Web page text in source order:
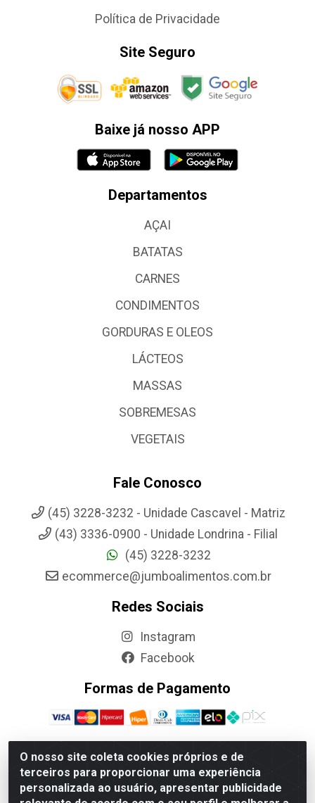
O nosso site coleta cookies próprios e de
terceiros para proporcionar uma experiência
personalizada ao usuário, apresentar publicidade
Política de Privacidade
Site Seguro
Baixe já nosso APP
Departamentos
AÇAI
BATATAS
CARNES
CONDIMENTOS
GORDURAS E OLEOS
LÁCTEOS
MASSAS
SOBREMESAS
VEGETAIS
Fale Conosco
(45) 3228-3232 - Unidade Cascavel - Matriz
(43) 3336-0900 - Unidade Londrina - Filial
(45) 3228-3232
ecommerce@jumboalimentos.com.br
Redes Sociais
Instagram
Facebook
Formas de Pagamento
Jumbo Alimentos Cascavel - Matriz - Rua Itatiba Do Sul, 161 -
Santos Dumont, Cascavel-PR - CEP 85804-700- CNPJ